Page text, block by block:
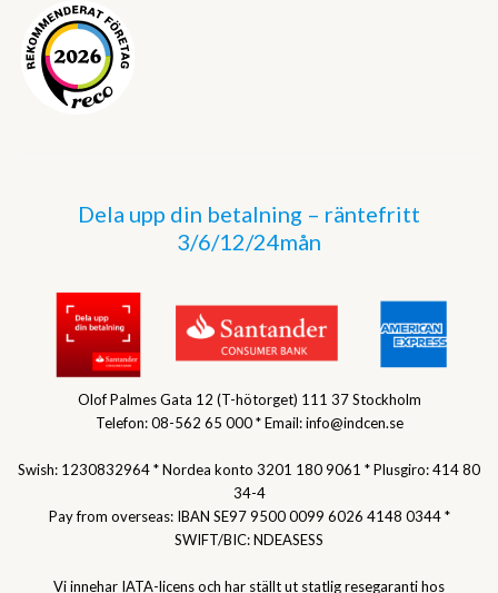
Dela upp din betalning – räntefritt
3/6/12/24mån
Olof Palmes Gata 12 (T-hötorget) 111 37 Stockholm
Telefon: 08-562 65 000 * Email: info@indcen.se
Swish: 1230832964 * Nordea konto 3201 180 9061 * Plusgiro: 414 80
34-4
Pay from overseas: IBAN SE97 9500 0099 6026 4148 0344 *
SWIFT/BIC: NDEASESS
Vi innehar IATA-licens och har ställt ut statlig resegaranti hos